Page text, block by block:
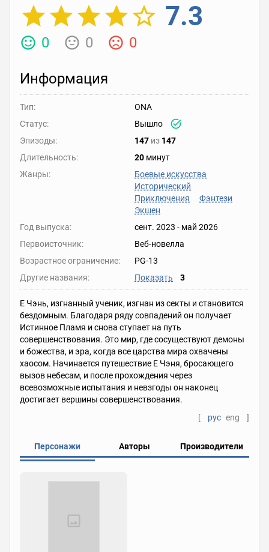
7.3
0 0 0
Информация
Тип:
ONA
Статус:
Вышло
Эпизоды:
147 из 147
Длительность:
20 минут
Жанры:
Боевые искусства
Исторический
Приключения
Фэнтези
Экшен
Год выпуска:
сент. 2023 - май 2026
Первоисточник:
Веб-новелла
Возрастное ограничение:
PG-13
Другие названия:
Показать 3
Е Чэнь, изгнанный ученик, изгнан из секты и становится
бездомным. Благодаря ряду совпадений он получает
Истинное Пламя и снова ступает на путь
совершенствования. Это мир, где сосуществуют демоны
и божества, и эра, когда все царства мира охвачены
хаосом. Начинается путешествие Е Чэня, бросающего
вызов небесам, и после прохождения через
всевозможные испытания и невзгоды он наконец
достигает вершины совершенствования.
[
рус eng ]
Персонажи Авторы Производители